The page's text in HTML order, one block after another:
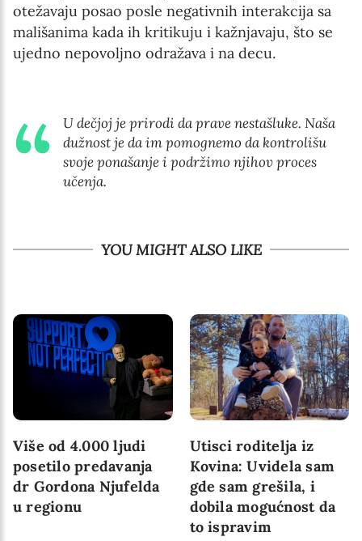
otežavaju posao posle negativnih interakcija sa
mališanima kada ih kritikuju i kažnjavaju, što se
ujedno nepovoljno odražava i na decu.
U dečjoj je prirodi da prave nestašluke. Naša
dužnost je da im pomognemo da kontrolišu
svoje ponašanje i podržimo njihov proces
učenja.
YOU MIGHT ALSO LIKE
Više od 4.000 ljudi
posetilo predavanja
dr Gordona Njufelda
u regionu
Utisci roditelja iz
Kovina: Uvidela sam
gde sam grešila, i
dobila mogućnost da
to ispravim